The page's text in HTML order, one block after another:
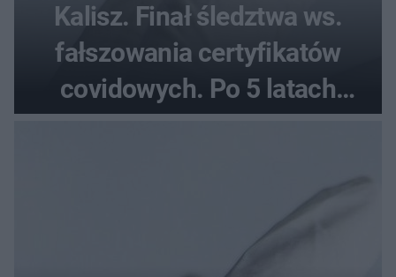
Kalisz. Finał śledztwa ws.
fałszowania certyfikatów
covidowych. Po 5 latach